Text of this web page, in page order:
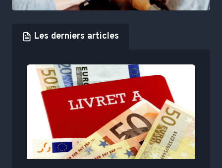
Les derniers articles